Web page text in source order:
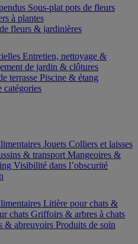
Sous-plat pots de fleurs
à plantes
fleurs & jardinières
Entretien, nettoyage &
de jardin & clôtures
terrasse Piscine & étang
catégories
Jouets Colliers et laisses
& transport Mangeoires &
Visibilité dans l’obscurité
Litière pour chats &
chats Griffoirs & arbres à chats
& abreuvoirs Produits de soin